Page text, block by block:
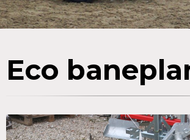
Eco